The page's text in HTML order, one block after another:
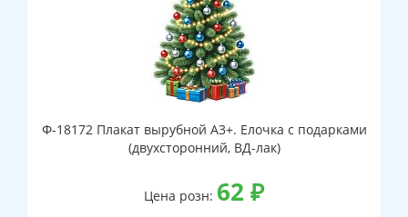
Ф-18172 Плакат вырубной А3+. Елочка с подарками
(двухсторонний, ВД-лак)
Цена розн: 62 ₽